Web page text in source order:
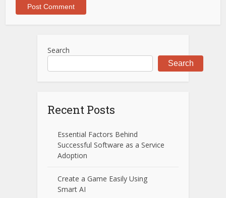
Search
Search
Recent Posts
Essential Factors Behind
Successful Software as a Service
Adoption
Create a Game Easily Using
Smart AI